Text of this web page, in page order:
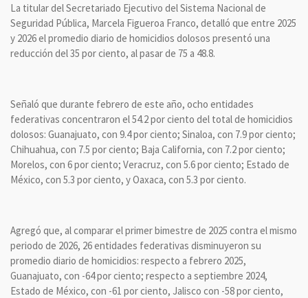
La titular del Secretariado Ejecutivo del Sistema Nacional de
Seguridad Pública, Marcela Figueroa Franco, detalló que entre 2025
y 2026 el promedio diario de homicidios dolosos presentó una
reducción del 35 por ciento, al pasar de 75 a 48.8.
Señaló que durante febrero de este año, ocho entidades
federativas concentraron el 54.2 por ciento del total de homicidios
dolosos: Guanajuato, con 9.4 por ciento; Sinaloa, con 7.9 por ciento;
Chihuahua, con 7.5 por ciento; Baja California, con 7.2 por ciento;
Morelos, con 6 por ciento; Veracruz, con 5.6 por ciento; Estado de
México, con 5.3 por ciento, y Oaxaca, con 5.3 por ciento.
Agregó que, al comparar el primer bimestre de 2025 contra el mismo
periodo de 2026, 26 entidades federativas disminuyeron su
promedio diario de homicidios: respecto a febrero 2025,
Guanajuato, con -64 por ciento; respecto a septiembre 2024,
Estado de México, con -61 por ciento, Jalisco con -58 por ciento,